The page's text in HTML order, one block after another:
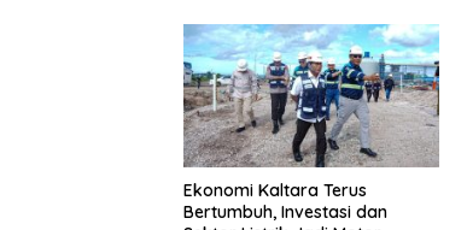
Ekonomi Kaltara Terus
Bertumbuh, Investasi dan